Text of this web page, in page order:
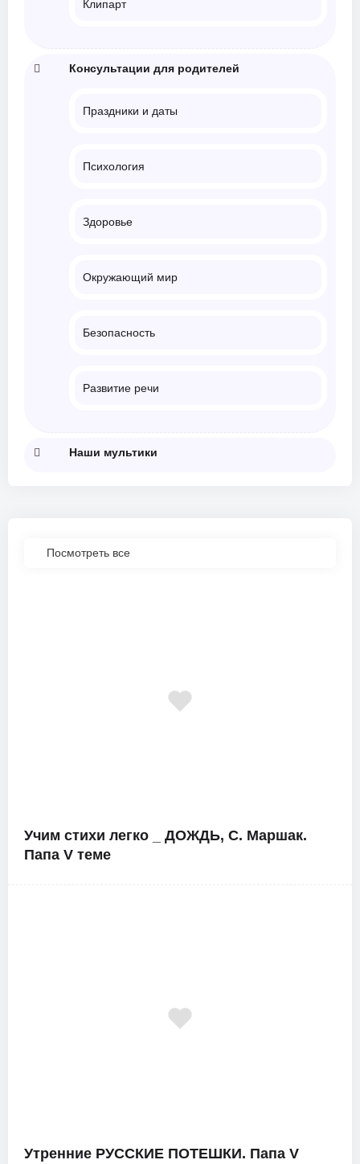
Клипарт
Консультации для родителей
Праздники и даты
Психология
Здоровье
Окружающий мир
Безопасность
Развитие речи
Наши мультики
Посмотреть все
Учим стихи легко _ ДОЖДЬ, С. Маршак.
Папа V теме
Утренние РУССКИЕ ПОТЕШКИ. Папа V